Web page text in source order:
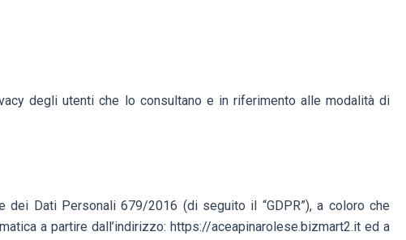
degli utenti che lo consultano e in riferimento alle modalità di
dei Dati Personali 679/2016 (di seguito il “GDPR”), a coloro che
a partire dall’indirizzo: https://aceapinarolese.bizmart2.it ed a